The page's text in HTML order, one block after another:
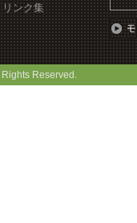
リンク集
Reserved.